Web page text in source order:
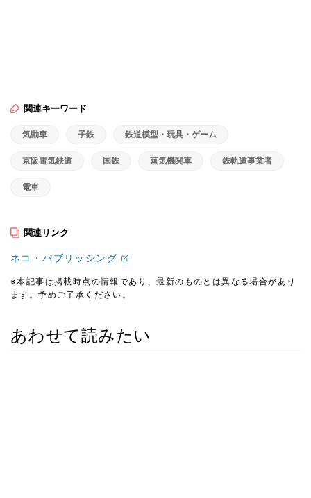
関連キーワード
気動車 子鉄 鉄道模型・玩具・ゲーム
京阪電気鉄道 国鉄 蒸気機関車 鉄軌道事業者
電車
関連リンク
ネコ・パブリッシング
※本記事は掲載時点の情報であり、最新のものとは異なる場合があり
ます。予めご了承ください。
あわせて読みたい